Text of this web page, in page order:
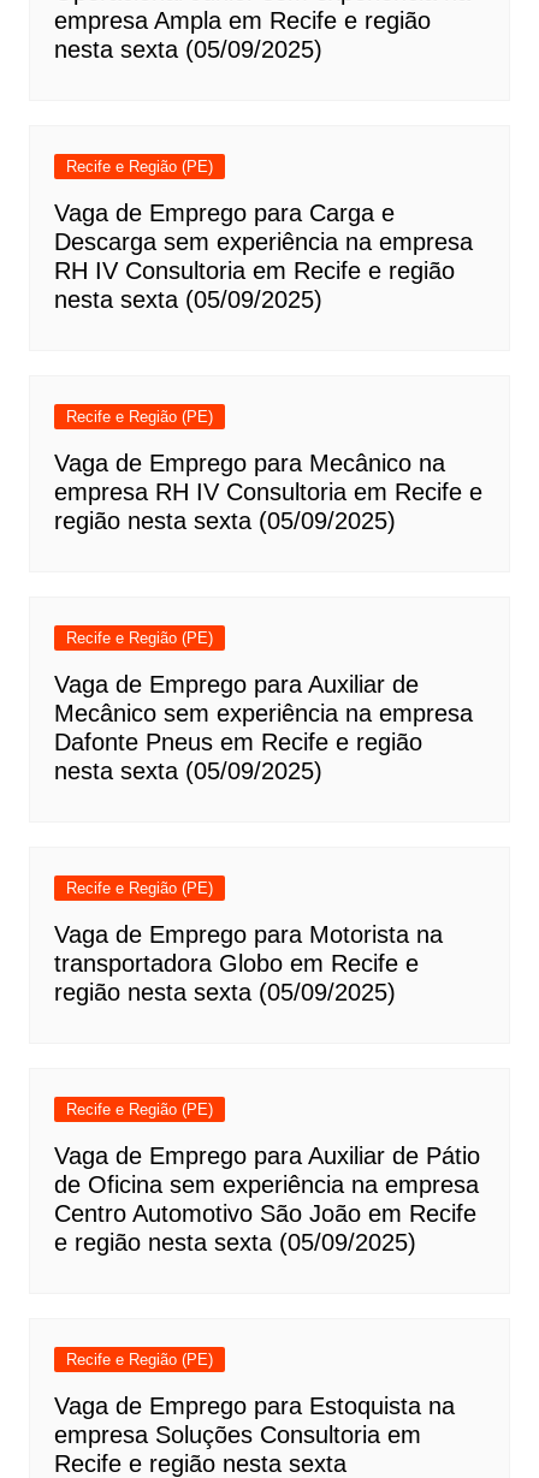
empresa Ampla em Recife e região
nesta sexta (05/09/2025)
Recife e Região (PE)
Vaga de Emprego para Carga e
Descarga sem experiência na empresa
RH IV Consultoria em Recife e região
nesta sexta (05/09/2025)
Recife e Região (PE)
Vaga de Emprego para Mecânico na
empresa RH IV Consultoria em Recife e
região nesta sexta (05/09/2025)
Recife e Região (PE)
Vaga de Emprego para Auxiliar de
Mecânico sem experiência na empresa
Dafonte Pneus em Recife e região
nesta sexta (05/09/2025)
Recife e Região (PE)
Vaga de Emprego para Motorista na
transportadora Globo em Recife e
região nesta sexta (05/09/2025)
Recife e Região (PE)
Vaga de Emprego para Auxiliar de Pátio
de Oficina sem experiência na empresa
Centro Automotivo São João em Recife
e região nesta sexta (05/09/2025)
Recife e Região (PE)
Vaga de Emprego para Estoquista na
empresa Soluções Consultoria em
Recife e região nesta sexta